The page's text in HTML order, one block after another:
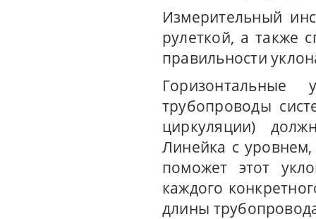
Измерительный
рулеткой, а также
правильности
трубопроводы
циркуляции)
Линейка с уровнем,
поможет этот
каждого
длины